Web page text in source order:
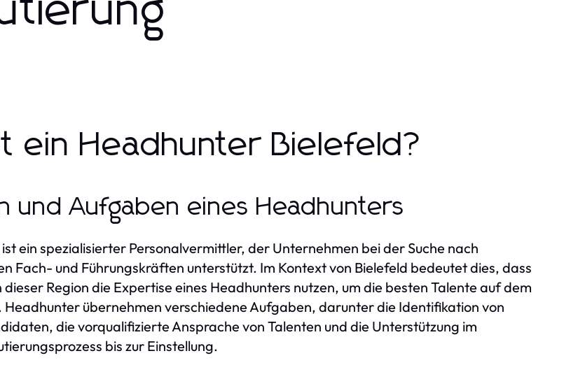
ein Headhunter Bielefeld?
und Aufgaben eines Headhunters
ein spezialisierter Personalvermittler, der Unternehmen bei der Suche nach
Fach- und Führungskräften unterstützt. Im Kontext von Bielefeld bedeutet dies, dass
Region die Expertise eines Headhunters nutzen, um die besten Talente auf dem
Headhunter übernehmen verschiedene Aufgaben, darunter die Identifikation von
die vorqualifizierte Ansprache von Talenten und die Unterstützung im
bis zur Einstellung.